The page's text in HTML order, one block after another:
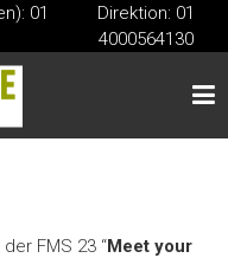
01
Direktion: 01
4000564130
FMS 23 “Meet your